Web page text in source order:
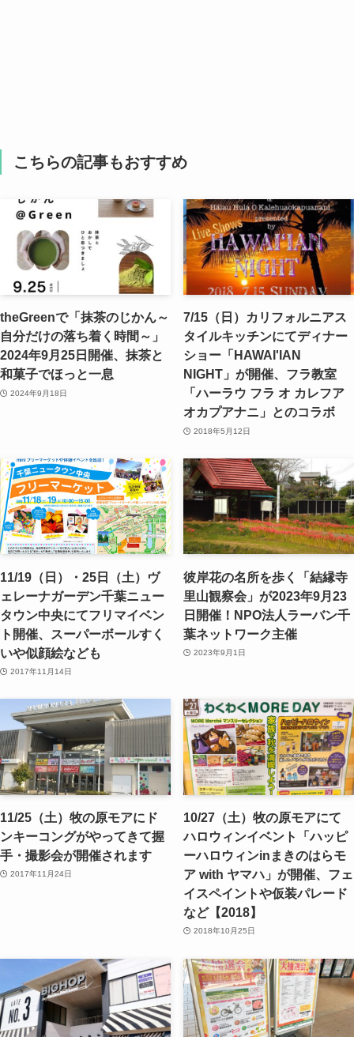
こちらの記事もおすすめ
theGreenで「抹茶のじかん～
自分だけの落ち着く時間～」
2024年9月25日開催、抹茶と
和菓子でほっと一息
2024年9月18日
7/15（日）カリフォルニアス
タイルキッチンにてディナー
ショー「HAWAI'IAN
NIGHT」が開催、フラ教室
「ハーラウ フラ オ カレフア
オカプアナニ」とのコラボ
2018年5月12日
11/19（日）・25日（土）ヴ
ェレーナガーデン千葉ニュー
タウン中央にてフリマイベン
ト開催、スーパーボールすく
いや似顔絵なども
2017年11月14日
彼岸花の名所を歩く「結縁寺
里山観察会」が2023年9月23
日開催！NPO法人ラーバン千
葉ネットワーク主催
2023年9月1日
11/25（土）牧の原モアにド
ンキーコングがやってきて握
手・撮影会が開催されます
2017年11月24日
10/27（土）牧の原モアにて
ハロウィンイベント「ハッピ
ーハロウィンinまきのはらモ
ア with ヤマハ」が開催、フェ
イスペイントや仮装パレード
など【2018】
2018年10月25日